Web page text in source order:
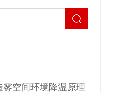
空间环境降温原理